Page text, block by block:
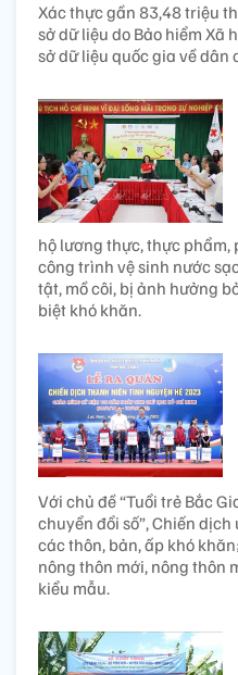
Xác thực gần 83,48 triệu
sở dữ liệu do Bảo hiểm Xã
sở dữ liệu quốc gia về dân
hộ lương thực, thực phẩm,
công trình vệ sinh nước
tật, mồ côi, bị ảnh hưởng
biệt khó khăn.
Với chủ đề “Tuổi trẻ Bắc
chuyển đổi số”, Chiến
các thôn, bản, ấp khó
nông thôn mới, nông thôn
kiểu mẫu.